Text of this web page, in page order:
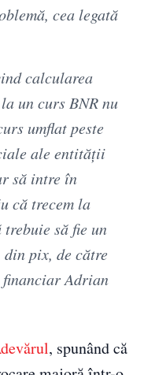
cea legată
calcularea
un curs BNR nu
umflat peste
ale entității
să intre în
că trecem la
să fie un
pix, de către
Adrian
, spunând că